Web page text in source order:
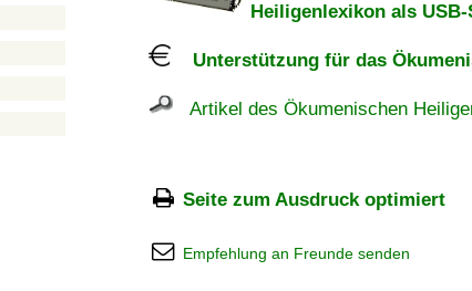
Heiligenlexikon als
Unterstützung für das
Artikel des Ökumenischen
Seite zum Ausdruck optimiert
Empfehlung an Freunde senden